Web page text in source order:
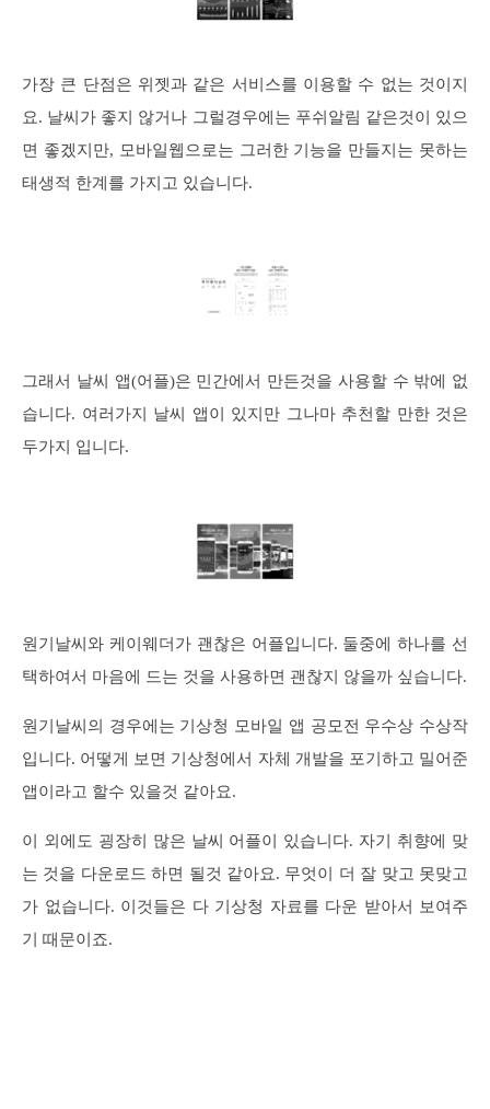
가장 큰 단점은 위젯과 같은 서비스를 이용할 수 없는 것이지
요. 날씨가 좋지 않거나 그럴경우에는 푸쉬알림 같은것이 있으
면 좋겠지만, 모바일웹으로는 그러한 기능을 만들지는 못하는
태생적 한계를 가지고 있습니다.
그래서 날씨 앱(어플)은 민간에서 만든것을 사용할 수 밖에 없
습니다. 여러가지 날씨 앱이 있지만 그나마 추천할 만한 것은
두가지 입니다.
원기날씨와 케이웨더가 괜찮은 어플입니다. 둘중에 하나를 선
택하여서 마음에 드는 것을 사용하면 괜찮지 않을까 싶습니다.
원기날씨의 경우에는 기상청 모바일 앱 공모전 우수상 수상작
입니다. 어떻게 보면 기상청에서 자체 개발을 포기하고 밀어준
앱이라고 할수 있을것 같아요.
이 외에도 굉장히 많은 날씨 어플이 있습니다. 자기 취향에 맞
는 것을 다운로드 하면 될것 같아요. 무엇이 더 잘 맞고 못맞고
가 없습니다. 이것들은 다 기상청 자료를 다운 받아서 보여주
기 때문이죠.